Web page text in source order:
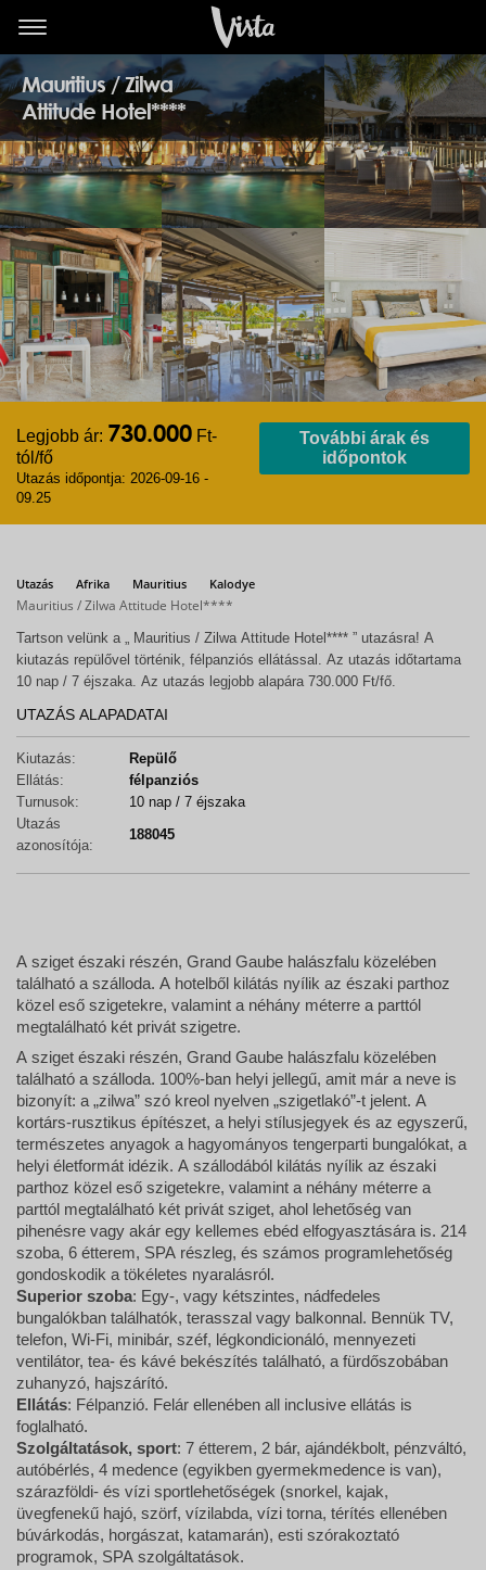
Mauritius / Zilwa
Attitude Hotel****
Legjobb ár: 730.000 Ft-
tól/fő
Utazás időpontja: 2026-09-16 -
09.25
További árak és
időpontok
Utazás Afrika Mauritius Kalodye
Mauritius / Zilwa Attitude Hotel****
Tartson velünk a „ Mauritius / Zilwa Attitude Hotel**** ” utazásra! A
kiutazás repülővel történik, félpanziós ellátással. Az utazás időtartama
10 nap / 7 éjszaka. Az utazás legjobb alapára 730.000 Ft/fő.
UTAZÁS ALAPADATAI
Kiutazás:
Repülő
Ellátás:
félpanziós
Turnusok:
10 nap / 7 éjszaka
Utazás
azonosítója:
188045
A sziget északi részén, Grand Gaube halászfalu közelében
található a szálloda. A hotelből kilátás nyílik az északi parthoz
közel eső szigetekre, valamint a néhány méterre a parttól
megtalálható két privát szigetre.
A sziget északi részén, Grand Gaube halászfalu közelében
található a szálloda. 100%-ban helyi jellegű, amit már a neve is
bizonyít: a „zilwa” szó kreol nyelven „szigetlakó”-t jelent. A
kortárs-rusztikus építészet, a helyi stílusjegyek és az egyszerű,
természetes anyagok a hagyományos tengerparti bungalókat, a
helyi életformát idézik. A szállodából kilátás nyílik az északi
parthoz közel eső szigetekre, valamint a néhány méterre a
parttól megtalálható két privát sziget, ahol lehetőség van
pihenésre vagy akár egy kellemes ebéd elfogyasztására is. 214
szoba, 6 étterem, SPA részleg, és számos programlehetőség
gondoskodik a tökéletes nyaralásról.
Superior szoba: Egy-, vagy kétszintes, nádfedeles
bungalókban találhatók, terasszal vagy balkonnal. Bennük TV,
telefon, Wi-Fi, minibár, széf, légkondicionáló, mennyezeti
ventilátor, tea- és kávé bekészítés található, a fürdőszobában
zuhanyzó, hajszárító.
Ellátás: Félpanzió. Felár ellenében all inclusive ellátás is
foglalható.
Szolgáltatások, sport: 7 étterem, 2 bár, ajándékbolt, pénzváltó,
autóbérlés, 4 medence (egyikben gyermekmedence is van),
szárazföldi- és vízi sportlehetőségek (snorkel, kajak,
üvegfenekű hajó, szörf, vízilabda, vízi torna, térítés ellenében
búvárkodás, horgászat, katamarán), esti szórakoztató
programok, SPA szolgáltatások.